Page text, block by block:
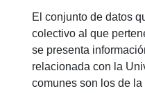
El conjunto de datos
colectivo al que
se presenta
relacionada con la
comunes son los de